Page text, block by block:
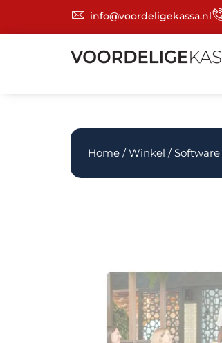
info@voordeligekassa.nl
Home /Winkel /Software